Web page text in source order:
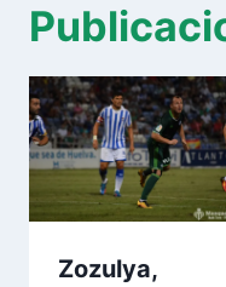
Zozulya,